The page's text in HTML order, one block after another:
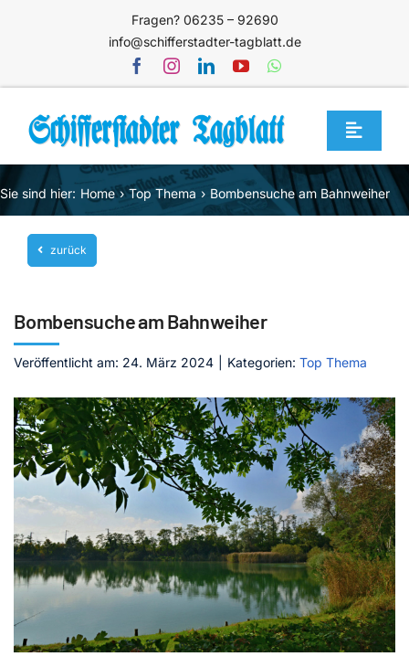
Fragen? 06235 – 92690
info@schifferstadter-tagblatt.de
Toggle
Home
Themen
Blog
Service
Mediathek
Jetzt abonnieren
Kontakt
Sie sind hier: Home Top Thema Bombensuche am Bahnweiher
zurück
Bombensuche am Bahnweiher
Veröffentlicht am: 24. März 2024 Kategorien: Top Thema